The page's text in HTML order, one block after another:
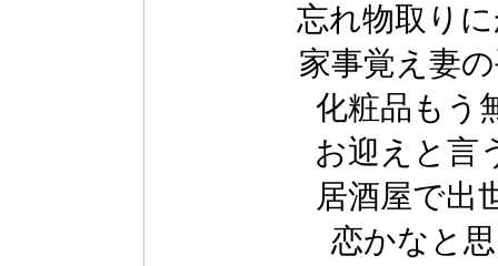
忘れ物取り
家事覚え妻
化粧品もう
お迎えと言
居酒屋で出
恋かなと